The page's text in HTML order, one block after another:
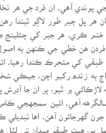
آهي. ان فرد جي هر
هر پل جبر طور لاڳو ٿيندا
ختم ڪري، هر جبر کي
فردن هن خطي جي ڪنهن به
زنده رکيو اچن، جيڪي
لاڙڪاڻي ۾ ٿيو، پر ان جا
تي ڪامريڊ تاج ابڙو جي سالگرهه
گهرجائون آهن. اها تبديلي
تحريڪ جا هئا، جڏهن مڪمل پورهيت